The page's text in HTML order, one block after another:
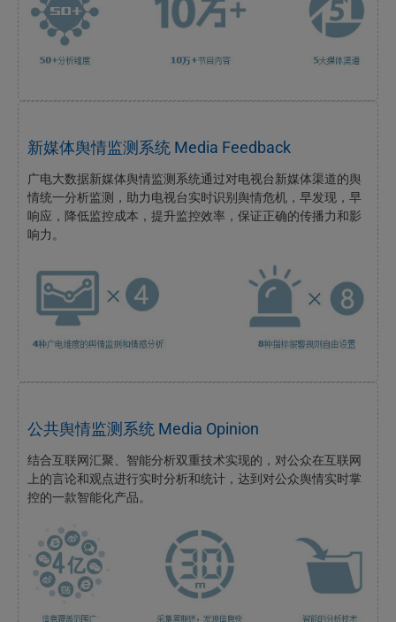
新媒体舆情监测系统 Media Feedback
广电大数据新媒体舆情监测系统通过对电视台新媒体渠道的舆
情统一分析监测，助力电视台实时识别舆情危机，早发现，早
响应，降低监控成本，提升监控效率，保证正确的传播力和影
响力。
公共舆情监测系统 Media Opinion
结合互联网汇聚、智能分析双重技术实现的，对公众在互联网
上的言论和观点进行实时分析和统计，达到对公众舆情实时掌
控的一款智能化产品。